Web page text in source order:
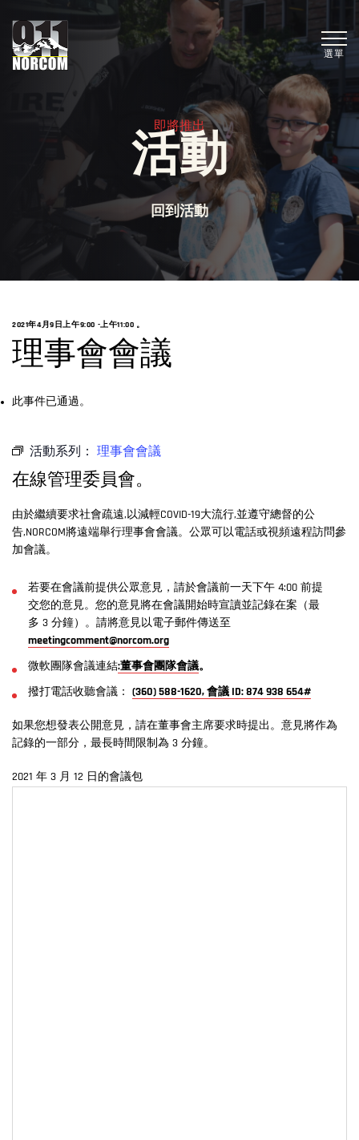
選單
即將推出
活動
回到活動
2021年4月9日上午9:00 -上午11:00 。
理事會會議
此事件已通過。
活動系列： 理事會會議
在線管理委員會。
由於繼續要求社會疏遠,以減輕COVID-19大流行,並遵守總督的公
告,NORCOM將遠端舉行理事會會議。公眾可以電話或視頻遠程訪問參
加會議。
若要在會議前提供公眾意見，請於會議前一天下午 4:00 前提
交您的意見。您的意見將在會議開始時宣讀並記錄在案（最
多 3 分鐘）。請將意見以電子郵件傳送至
meetingcomment@norcom.org
微軟團隊會議連結:董事會團隊會議。
撥打電話收聽會議： (360) 588-1620, 會議 ID: 874 938 654#
如果您想發表公開意見，請在董事會主席要求時提出。意見將作為
記錄的一部分，最長時間限制為 3 分鐘。
2021 年 3 月 12 日的會議包